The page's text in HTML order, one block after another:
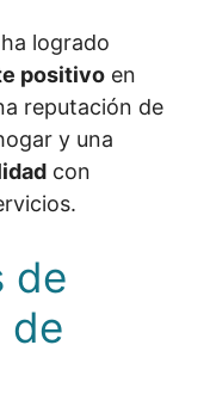
logrado
positivo en
reputación de
y una
con
de
de